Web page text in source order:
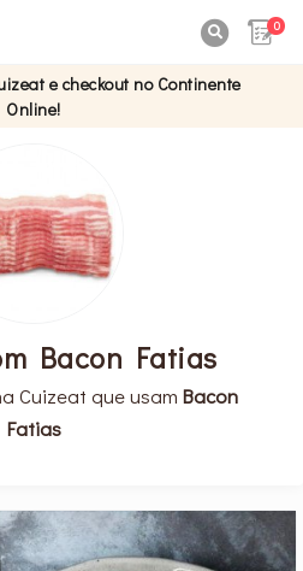
0
e checkout no Continente
Online!
Bacon Fatias
Cuizeat que usam Bacon
Fatias